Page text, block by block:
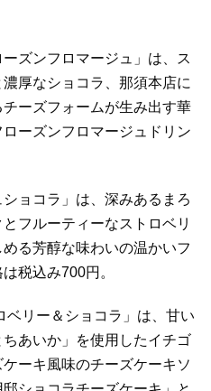
ズンフロマージュ」は、ス
厚なショコラ、那須本店に
ーズフォームが生み出す華
ーズンフロマージュドリン
ョコラ」は、深みあるまろ
フルーティーなストロベリ
る芳醇な味わいの温かいフ
税込み700円。
ベリー＆ショコラ」は、甘い
あいか」を使用したイチゴ
ーキ風味のチーズケーキソ